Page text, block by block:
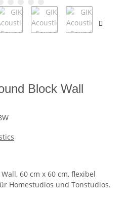
Block Wall
60 cm x 60 cm, flexibel
Homestudios und Tonstudios.